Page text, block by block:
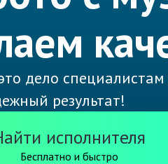
дело
результат!
исполнителя
Бесплатно и быстро